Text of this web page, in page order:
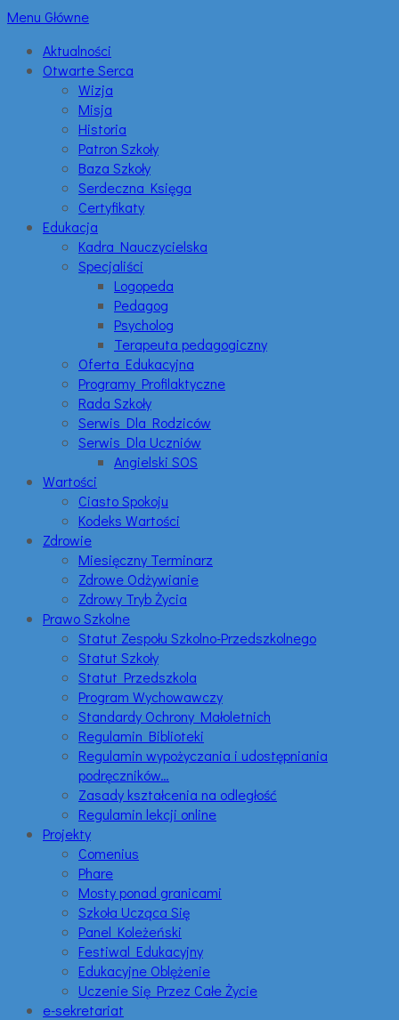
Menu Główne
Aktualności
Otwarte Serca
Wizja
Misja
Historia
Patron Szkoły
Baza Szkoły
Serdeczna Księga
Certyfikaty
Edukacja
Kadra Nauczycielska
Specjaliści
Logopeda
Pedagog
Psycholog
Terapeuta pedagogiczny
Oferta Edukacyjna
Programy Profilaktyczne
Rada Szkoły
Serwis Dla Rodziców
Serwis Dla Uczniów
Angielski SOS
Wartości
Ciasto Spokoju
Kodeks Wartości
Zdrowie
Miesięczny Terminarz
Zdrowe Odżywianie
Zdrowy Tryb Życia
Prawo Szkolne
Statut Zespołu Szkolno-Przedszkolnego
Statut Szkoły
Statut Przedszkola
Program Wychowawczy
Standardy Ochrony Małoletnich
Regulamin Biblioteki
Regulamin wypożyczania i udostępniania
podręczników…
Zasady kształcenia na odległość
Regulamin lekcji online
Projekty
Comenius
Phare
Mosty ponad granicami
Szkoła Ucząca Się
Panel Koleżeński
Festiwal Edukacyjny
Edukacyjne Oblężenie
Uczenie Się Przez Całe Życie
e-sekretariat